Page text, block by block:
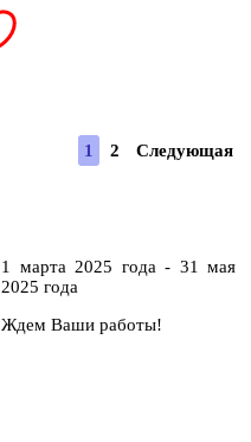
1 2 Следующая
1 марта 2025 года - 31 мая
2025 года
Ждем Ваши работы!